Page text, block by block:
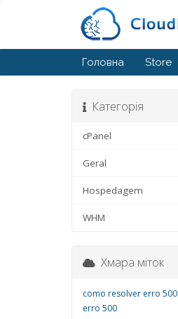
Головна Store
Категорія
cPanel
Geral
Hospedagem
WHM
Хмара міток
como resolver erro 500
erro 500